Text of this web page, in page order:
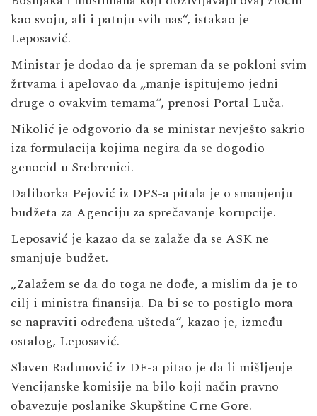
kao svoju, ali i patnju svih nas“, istakao je
Leposavić.
Ministar je dodao da je spreman da se pokloni svim
žrtvama i apelovao da „manje ispitujemo jedni
druge o ovakvim temama“, prenosi Portal Luča.
Nikolić je odgovorio da se ministar nevješto sakrio
iza formulacija kojima negira da se dogodio
genocid u Srebrenici.
Daliborka Pejović iz DPS-a pitala je o smanjenju
budžeta za Agenciju za sprečavanje korupcije.
Leposavić je kazao da se zalaže da se ASK ne
smanjuje budžet.
„Zalažem se da do toga ne dođe, a mislim da je to
cilj i ministra finansija. Da bi se to postiglo mora
se napraviti određena ušteda“, kazao je, između
ostalog, Leposavić.
Slaven Radunović iz DF-a pitao je da li mišljenje
Vencijanske komisije na bilo koji način pravno
obavezuje poslanike Skupštine Crne Gore.